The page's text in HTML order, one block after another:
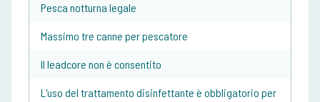
Pesca notturna legale
Massimo tre canne per pescatore
Il leadcore non è consentito
L'uso del trattamento disinfettante è obbligatorio per